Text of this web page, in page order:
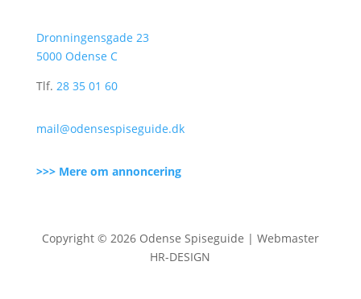
Dronningensgade 23
5000 Odense C
Tlf. 28 35 01 60
mail@odensespiseguide.dk
>>> Mere om annoncering
Copyright © 2026 Odense Spiseguide | Webmaster
HR-DESIGN